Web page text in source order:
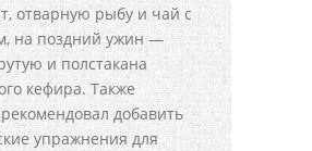
отварную рыбу и чай с
на поздний ужин —
и полстакана
кефира. Также
добавить
упражнения для